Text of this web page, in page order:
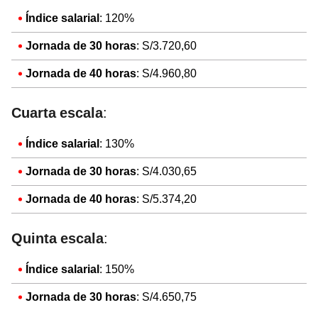
Índice salarial: 120%
Jornada de 30 horas: S/3.720,60
Jornada de 40 horas: S/4.960,80
Cuarta escala:
Índice salarial: 130%
Jornada de 30 horas: S/4.030,65
Jornada de 40 horas: S/5.374,20
Quinta escala:
Índice salarial: 150%
Jornada de 30 horas: S/4.650,75